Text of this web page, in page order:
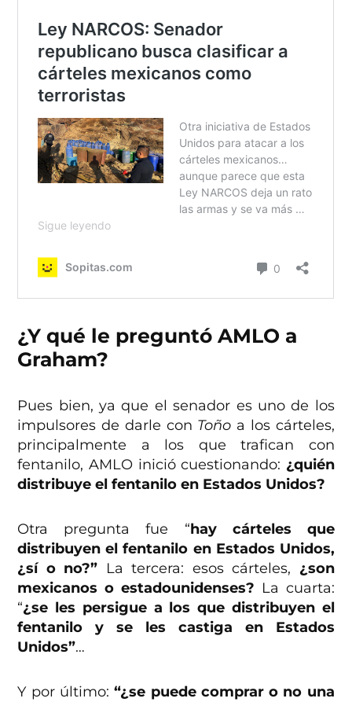
¿Y qué le preguntó AMLO a
Graham?
Pues bien, ya que el senador es uno de los
impulsores de darle con Toño a los cárteles,
principalmente a los que trafican con
fentanilo, AMLO inició cuestionando: ¿quién
distribuye el fentanilo en Estados Unidos?
Otra pregunta fue “hay cárteles que
distribuyen el fentanilo en Estados Unidos,
¿sí o no?” La tercera: esos cárteles, ¿son
mexicanos o estadounidenses? La cuarta:
“¿se les persigue a los que distribuyen el
fentanilo y se les castiga en Estados
Unidos”…
Y por último:“¿se puede comprar o no una